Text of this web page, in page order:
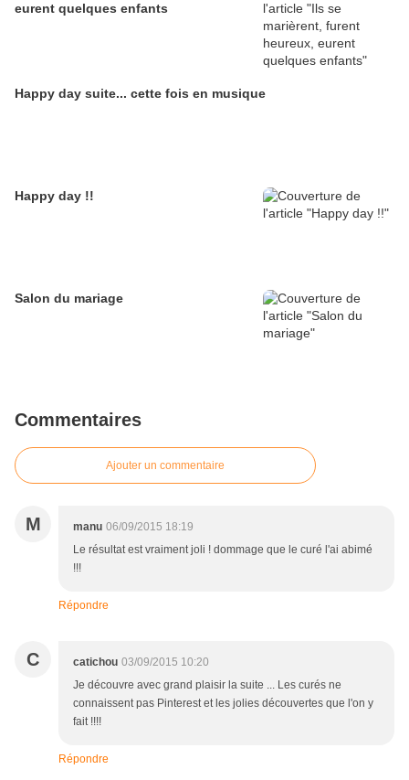
eurent quelques enfants
Happy day suite... cette fois en musique
Happy day !!
Salon du mariage
Commentaires
Ajouter un commentaire
M manu 06/09/2015 18:19
Le résultat est vraiment joli ! dommage que le curé l'ai abimé
!!!
Répondre
C catichou 03/09/2015 10:20
Je découvre avec grand plaisir la suite ... Les curés ne
connaissent pas Pinterest et les jolies découvertes que l'on y
fait !!!!
Répondre